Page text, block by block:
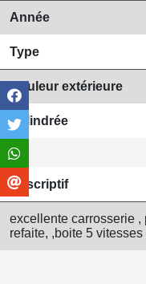
Année
Type
Couleur extérieure
Cylindrée
Descriptif
excellente carrosserie
refaite, ,boite 5 vitesses